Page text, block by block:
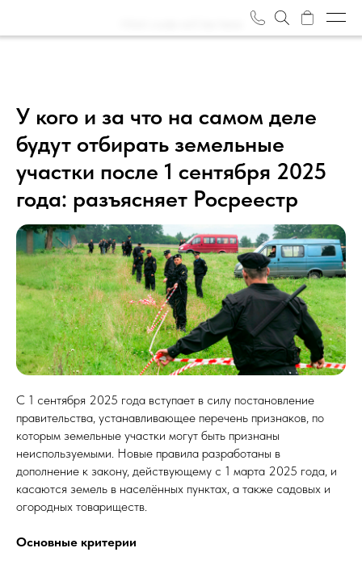
О нас
Журнал
Отзывы
Награды
Вакансии
Задать вопрос
Контакты
У кого и за что на самом деле
будут отбирать земельные
участки после 1 сентября 2025
года: разъясняет Росреестр
С 1 сентября 2025 года вступает в силу постановление
правительства, устанавливающее перечень признаков, по
которым земельные участки могут быть признаны
неиспользуемыми. Новые правила разработаны в
дополнение к закону, действующему с 1 марта 2025 года, и
касаются земель в населённых пунктах, а также садовых и
огородных товариществ.
Основные критерии